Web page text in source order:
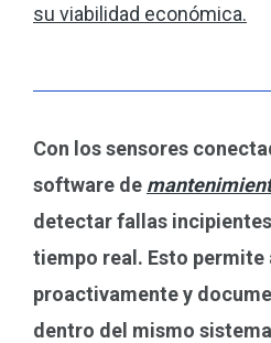
su viabilidad económica.
Con los sensores
software de
detectar fallas incipientes
tiempo real. Esto permite
proactivamente y
dentro del mismo